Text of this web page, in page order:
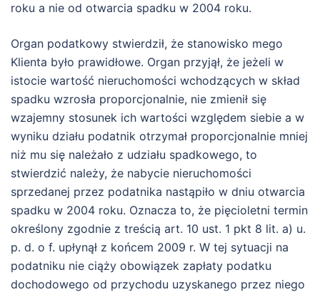
roku a nie od otwarcia spadku w 2004 roku.
Organ podatkowy stwierdził, że stanowisko mego
Klienta było prawidłowe. Organ przyjął, że jeżeli w
istocie wartość nieruchomości wchodzących w skład
spadku wzrosła proporcjonalnie, nie zmienił się
wzajemny stosunek ich wartości względem siebie a w
wyniku działu podatnik otrzymał proporcjonalnie mniej
niż mu się należało z udziału spadkowego, to
stwierdzić należy, że nabycie nieruchomości
sprzedanej przez podatnika nastąpiło w dniu otwarcia
spadku w 2004 roku. Oznacza to, że pięcioletni termin
określony zgodnie z treścią art. 10 ust. 1 pkt 8 lit. a) u.
p. d. o f. upłynął z końcem 2009 r. W tej sytuacji na
podatniku nie ciąży obowiązek zapłaty podatku
dochodowego od przychodu uzyskanego przez niego